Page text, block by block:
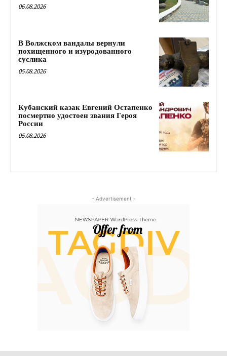
06.08.2026
В Волжском вандалы вернули
похищенного и изуродованного
суслика
05.08.2026
Кубанский казак Евгений Остапенко
посмертно удостоен звания Героя
России
05.08.2026
- Advertisement -